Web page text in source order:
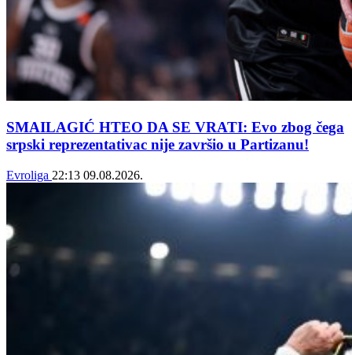
SMAILAGIĆ HTEO DA SE VRATI: Evo zbog čega
srpski reprezentativac nije završio u Partizanu!
Evroliga 22:13 09.08.2026.